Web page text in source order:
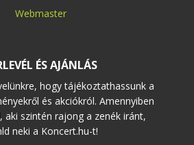
Webmaster
ÉS AJÁNLÁS
hogy tájékoztathassunk a
és akciókról. Amennyiben
aki szintén rajong a zenék iránt,
neki a Koncert.hu-t!